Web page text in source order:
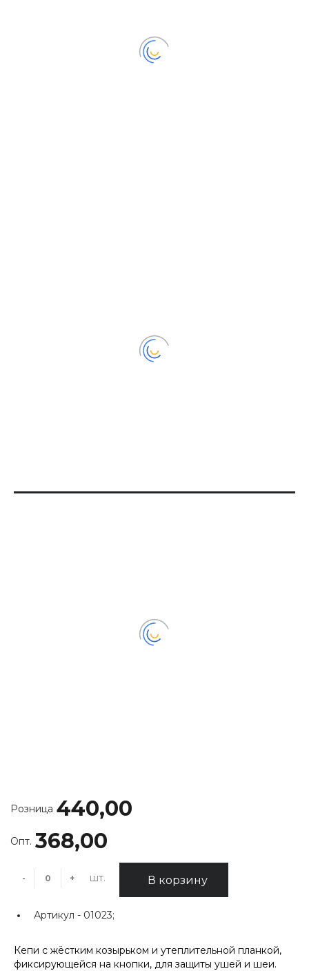
Розница 440,00
Опт. 368,00
- + шт. В корзину
Артикул - 01023;
Кепи с жёстким козырьком и утеплительной планкой,
фиксирующейся на кнопки, для защиты ушей и шеи.